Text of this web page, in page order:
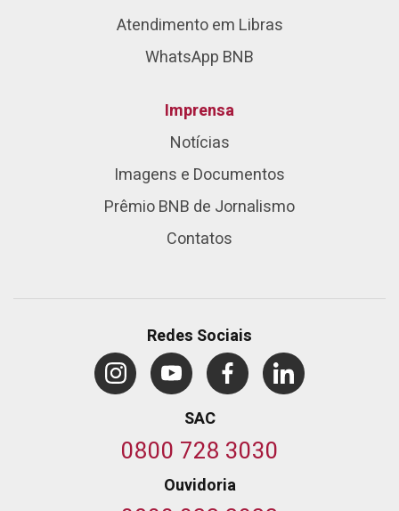
Atendimento em Libras
WhatsApp BNB
Imprensa
Notícias
Imagens e Documentos
Prêmio BNB de Jornalismo
Contatos
Redes Sociais
SAC
0800 728 3030
Ouvidoria